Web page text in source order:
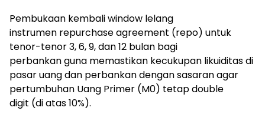
Pembukaan kembali window lelang
instrumen repurchase agreement (repo) untuk
tenor-tenor 3, 6, 9, dan 12 bulan bagi
perbankan guna memastikan kecukupan likuiditas di
pasar uang dan perbankan dengan sasaran agar
pertumbuhan Uang Primer (M0) tetap double
digit (di atas 10%).